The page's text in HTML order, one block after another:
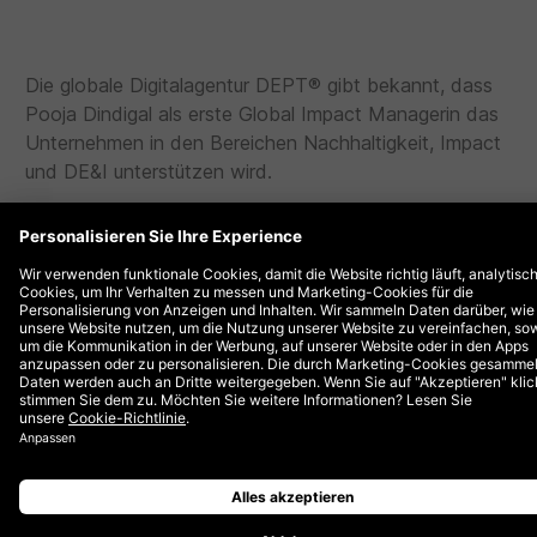
Die globale Digitalagentur DEPT® gibt bekannt, dass
Pooja Dindigal als erste Global Impact Managerin das
Unternehmen in den Bereichen Nachhaltigkeit, Impact
und DE&I unterstützen wird.
DEPT®, eine Certified B Corporation, konzentriert sich
Mitarbeitende und die Gesellschaft als Ganzes zu
haben.
Dindigal wird mit dem B-Corp-Team von DEPT®
zusammenarbeiten, das sich aus Freiwilligen aus dem
gesamten Unternehmen zusammensetzt, um die
verbessern. Dabei bringt Dindigal fundierte Kenntnisse
in den Bereichen Business Development, Impact,